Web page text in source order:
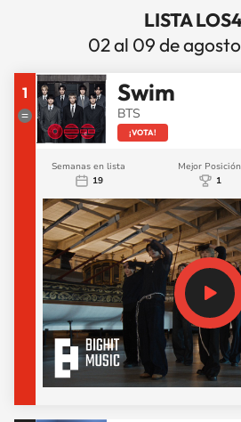
LISTA
02 al 09 de
1 Swim
BTS
¡VOTA!
Semanas en lista
19
Mejor Posición
1